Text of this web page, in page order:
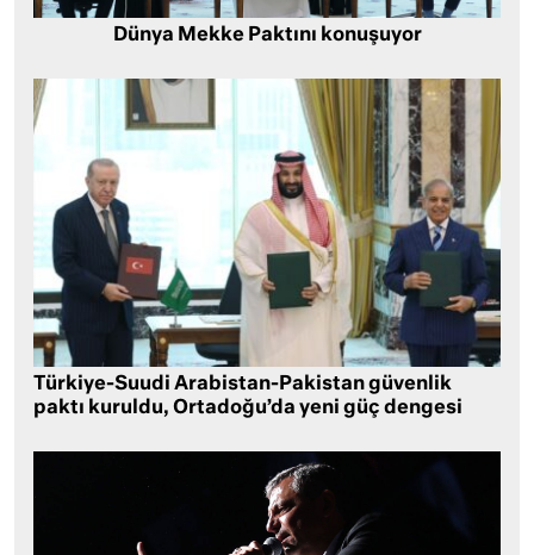
Dünya Mekke Paktını konuşuyor
Türkiye-Suudi Arabistan-Pakistan güvenlik
paktı kuruldu, Ortadoğu’da yeni güç dengesi